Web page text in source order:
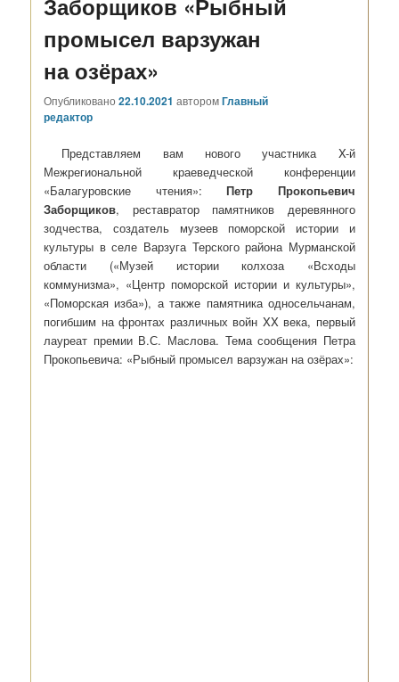
Заборщиков «Рыбный
промысел варзужан
на озёрах»
Опубликовано22.10.2021 авторомГлавный
редактор
Представляем вам нового участника X-й
Межрегиональной краеведческой конференции
«Балагуровские чтения»:Петр Прокопьевич
Заборщиков, реставратор памятников деревянного
зодчества, создатель музеев поморской истории и
культуры в селе Варзуга Терского района Мурманской
области («Музей истории колхоза «Всходы
коммунизма», «Центр поморской истории и культуры»,
«Поморская изба»), а также памятника односельчанам,
погибшим на фронтах различных войн XX века, первый
лауреат премии В.С. Маслова. Тема сообщения Петра
Прокопьевича: «Рыбный промысел варзужан на озёрах»: